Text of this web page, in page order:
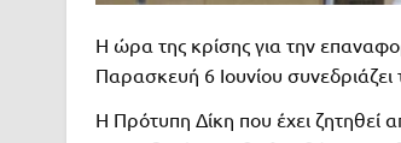
Η ώρα της κρίσης για την
Παρασκευή 6 Ιουνίου συνεδριάζει
Η Πρότυπη Δίκη που έχει